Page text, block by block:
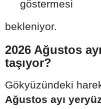
göstermesi
bekleniyor.
2026 Ağustos
taşıyor?
Gökyüzündeki
Ağustos ayı